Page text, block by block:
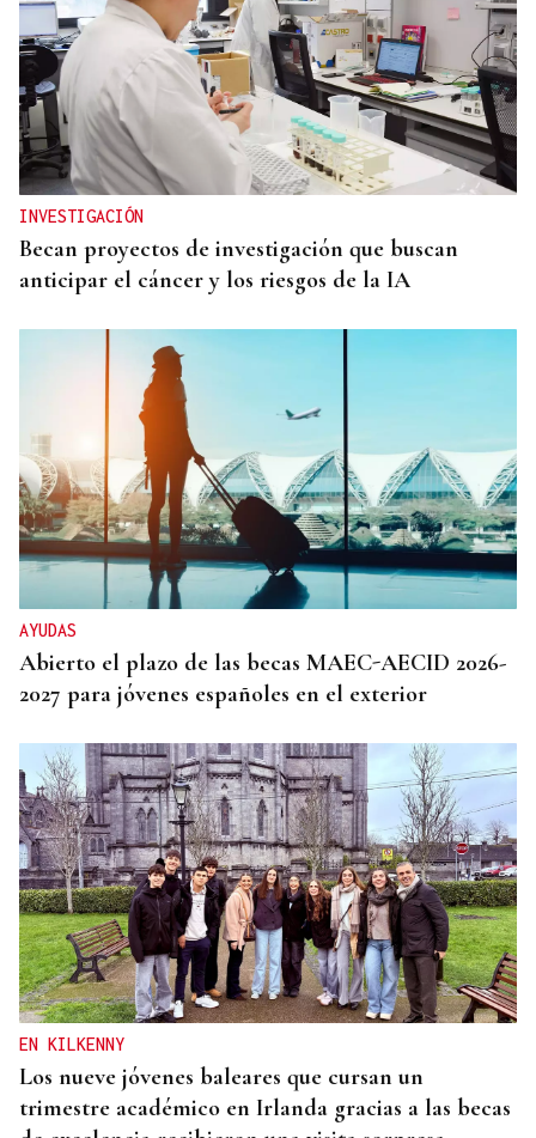
INVESTIGACIÓN
Becan proyectos de investigación que buscan
anticipar el cáncer y los riesgos de la IA
AYUDAS
Abierto el plazo de las becas MAEC-AECID 2026-
2027 para jóvenes españoles en el exterior
EN KILKENNY
Los nueve jóvenes baleares que cursan un
trimestre académico en Irlanda gracias a las becas